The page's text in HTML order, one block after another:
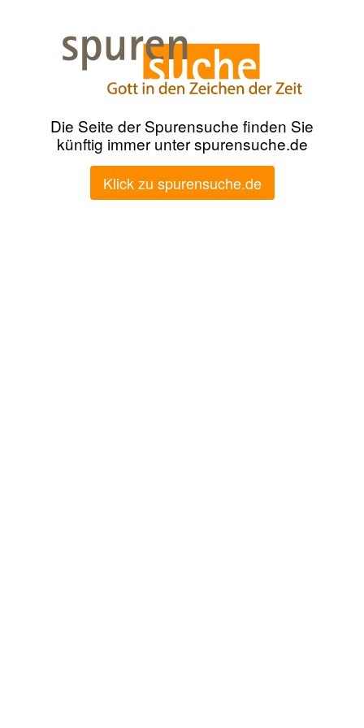
Die Seite der Spurensuche finden Sie
künftig immer unter spurensuche.de
Klick zu spurensuche.de